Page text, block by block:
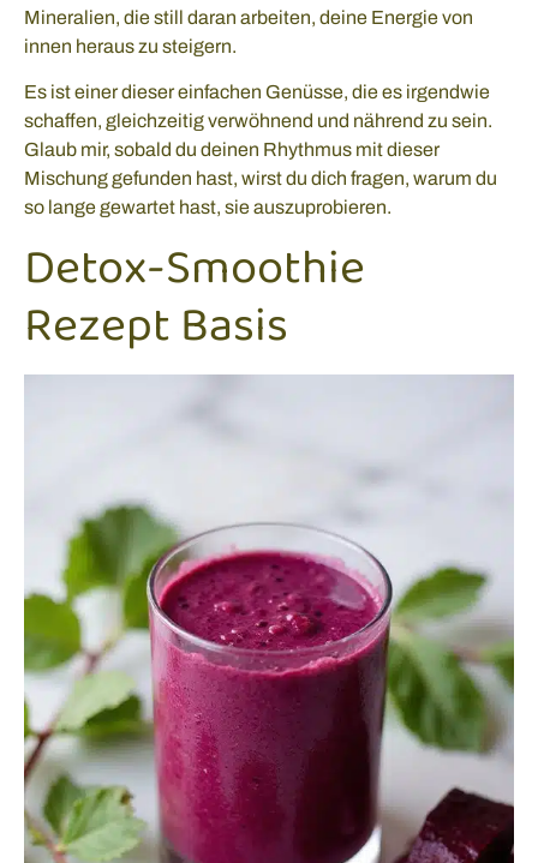
Mineralien, die still daran arbeiten, deine Energie von
innen heraus zu steigern.
Es ist einer dieser einfachen Genüsse, die es irgendwie
schaffen, gleichzeitig verwöhnend und nährend zu sein.
Glaub mir, sobald du deinen Rhythmus mit dieser
Mischung gefunden hast, wirst du dich fragen, warum du
so lange gewartet hast, sie auszuprobieren.
Detox-Smoothie
Rezept Basis